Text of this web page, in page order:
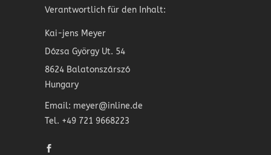
Verantwortlich für den Inhalt:
Kai-jens Meyer
Dózsa György Ut. 54
8624 Balatonszárszó
Hungary
Email: meyer@inline.de
Tel. +49 721 9668223